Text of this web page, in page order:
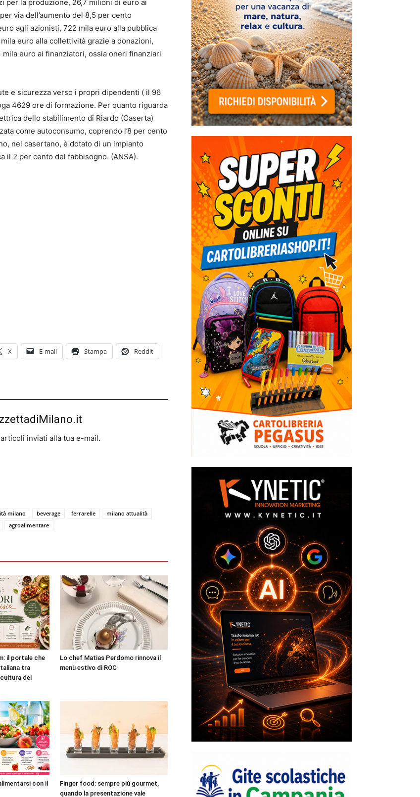
per la produzione, 26,7 milioni di euro ai
via dell’aumento del 8,5 per cento
agli azionisti, 722 mila euro alla pubblica
euro alla collettività grazie a donazioni,
euro ai finanziatori, ossia oneri finanziari
e sicurezza verso i propri dipendenti ( il 96
4629 ore di formazione. Per quanto riguarda
dello stabilimento di Riardo (Caserta)
come autoconsumo, coprendo l’8 per cento
nel casertano, è dotato di un impianto
il 2 per cento del fabbisogno. (ANSA).
X E-mail Stampa Reddit
inviati alla tua e-mail.
milano beverage ferrarelle
milano attualità
agroalimentare
il portale che
tra
del
Lo chef Matias Perdomo rinnova il
menù estivo di ROC
con il
Finger food: sempre più gourmet,
quando la presentazione vale